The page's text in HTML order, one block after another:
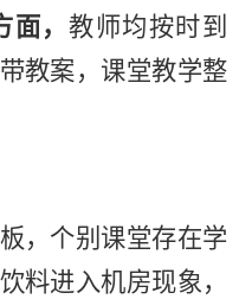
， 教师均按时到
教案，课堂教学整
，个别课堂存在学
料进入机房现象，